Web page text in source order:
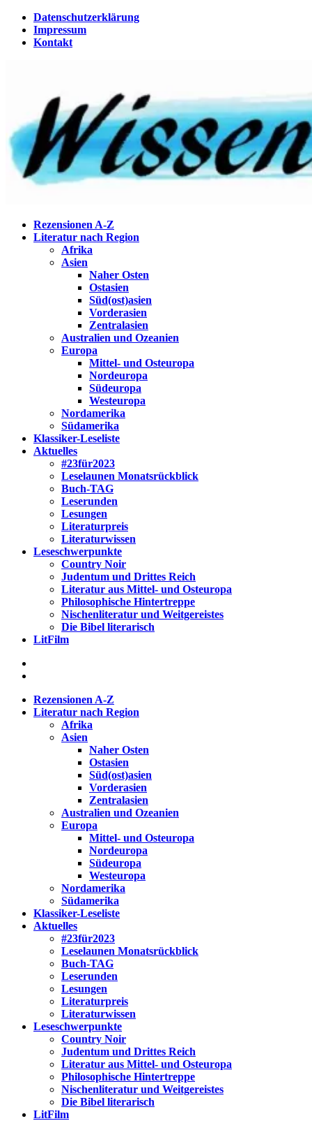
Zum
Inhalt
springen
Datenschutzerklärung
Impressum
Kontakt
Wissenstagebuch
Eine Gabel für die Suppe der Weisheit
Rezensionen A-Z
Literatur nach Region
Afrika
Asien
Naher Osten
Ostasien
Süd(ost)asien
Vorderasien
Zentralasien
Australien und Ozeanien
Europa
Mittel- und Osteuropa
Nordeuropa
Südeuropa
Westeuropa
Nordamerika
Südamerika
Klassiker-Leseliste
Aktuelles
#23für2023
Leselaunen Monatsrückblick
Buch-TAG
Leserunden
Lesungen
Literaturpreis
Literaturwissen
Leseschwerpunkte
Country Noir
Judentum und Drittes Reich
Literatur aus Mittel- und Osteuropa
Philosophische Hintertreppe
Nischenliteratur und Weitgereistes
Die Bibel literarisch
LitFilm
Rezensionen A-Z
Literatur nach Region
Afrika
Asien
Naher Osten
Ostasien
Süd(ost)asien
Vorderasien
Zentralasien
Australien und Ozeanien
Europa
Mittel- und Osteuropa
Nordeuropa
Südeuropa
Westeuropa
Nordamerika
Südamerika
Klassiker-Leseliste
Aktuelles
#23für2023
Leselaunen Monatsrückblick
Buch-TAG
Leserunden
Lesungen
Literaturpreis
Literaturwissen
Leseschwerpunkte
Country Noir
Judentum und Drittes Reich
Literatur aus Mittel- und Osteuropa
Philosophische Hintertreppe
Nischenliteratur und Weitgereistes
Die Bibel literarisch
LitFilm